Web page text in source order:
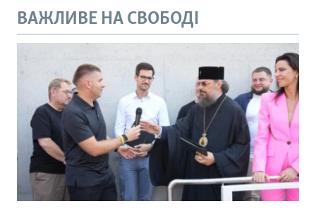
ВАЖЛИВЕ НА СВОБОДІ